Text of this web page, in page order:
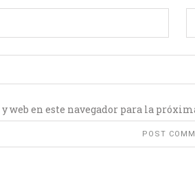
web en este navegador para la